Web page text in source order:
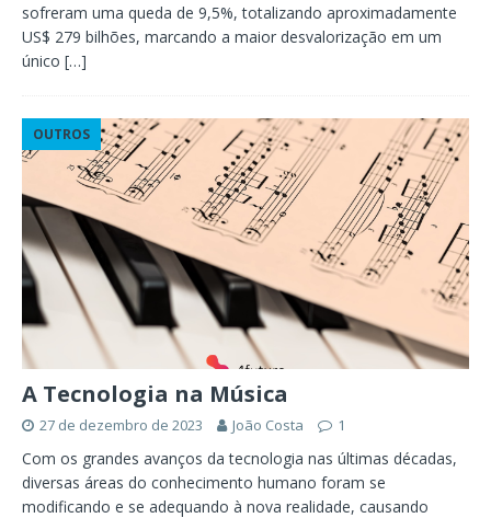
sofreram uma queda de 9,5%, totalizando aproximadamente
US$ 279 bilhões, marcando a maior desvalorização em um
único […]
OUTROS
A Tecnologia na Música
27 de dezembro de 2023 João Costa 1
Com os grandes avanços da tecnologia nas últimas décadas,
diversas áreas do conhecimento humano foram se
modificando e se adequando à nova realidade, causando